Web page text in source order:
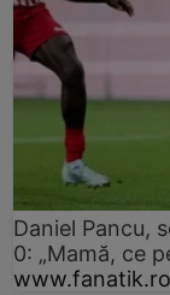
Daniel Pancu,
0: „Mamă, ce
www.fanatik.ro